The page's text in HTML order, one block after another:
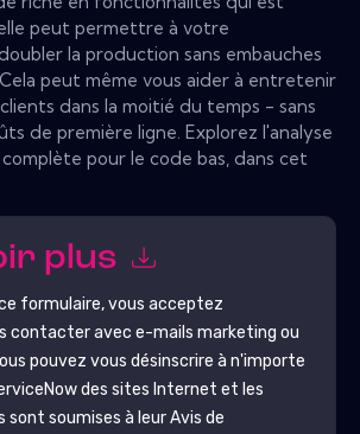
peut permettre à votre
la production sans embauches
peut même vous aider à entretenir
dans la moitié du temps - sans
de première ligne. Explorez l'analyse
pour le code bas, dans cet
plus
formulaire, vous acceptez
contacter avec e-mails marketing ou
pouvez vous désinscrire à n'importe
des sites Internet et les
soumises à leur Avis de